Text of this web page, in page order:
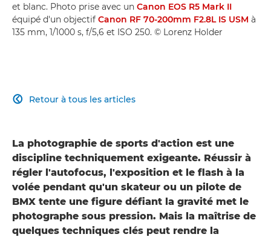
et blanc. Photo prise avec un Canon EOS R5 Mark II
équipé d'un objectif Canon RF 70-200mm F2.8L IS USM à
135 mm, 1/1000 s, f/5,6 et ISO 250. © Lorenz Holder
Retour à tous les articles

La photographie de sports d'action est une
discipline techniquement exigeante. Réussir à
régler l'autofocus, l'exposition et le flash à la
volée pendant qu'un skateur ou un pilote de
BMX tente une figure défiant la gravité met le
photographe sous pression. Mais la maîtrise de
quelques techniques clés peut rendre la